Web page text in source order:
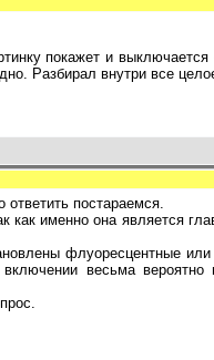
покажет и
Разбирал внутри все
постараемся.
именно она является
флуоресцентные
весьма вероятно